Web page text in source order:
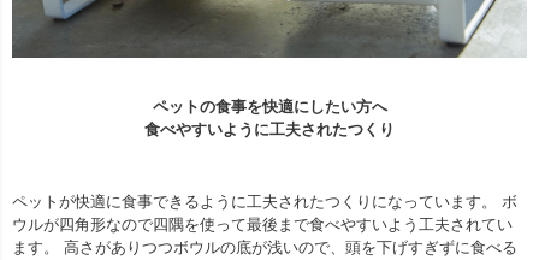
ペットの食事を快適にしたい方へ
食べやすいように工夫されたつくり
ペットが快適に食事できるように工夫されたつくりになっています。 ボ
ウルが四角形なので四隅を使って最後まで食べやすいよう工夫されてい
ます。 高さがありつつボウルの底が浅いので、頭を下げすぎずに食べる